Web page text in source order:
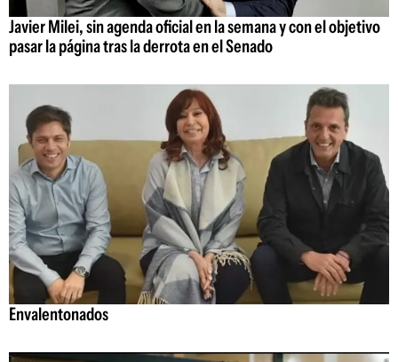
Javier Milei, sin agenda oficial en la semana y con el objetivo
pasar la página tras la derrota en el Senado
Envalentonados